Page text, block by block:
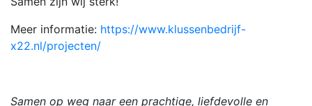
Meer informatie: https://www.klussenbedrijf-
x22.nl/projecten/
Samen op weg naar een prachtige, liefdevolle en